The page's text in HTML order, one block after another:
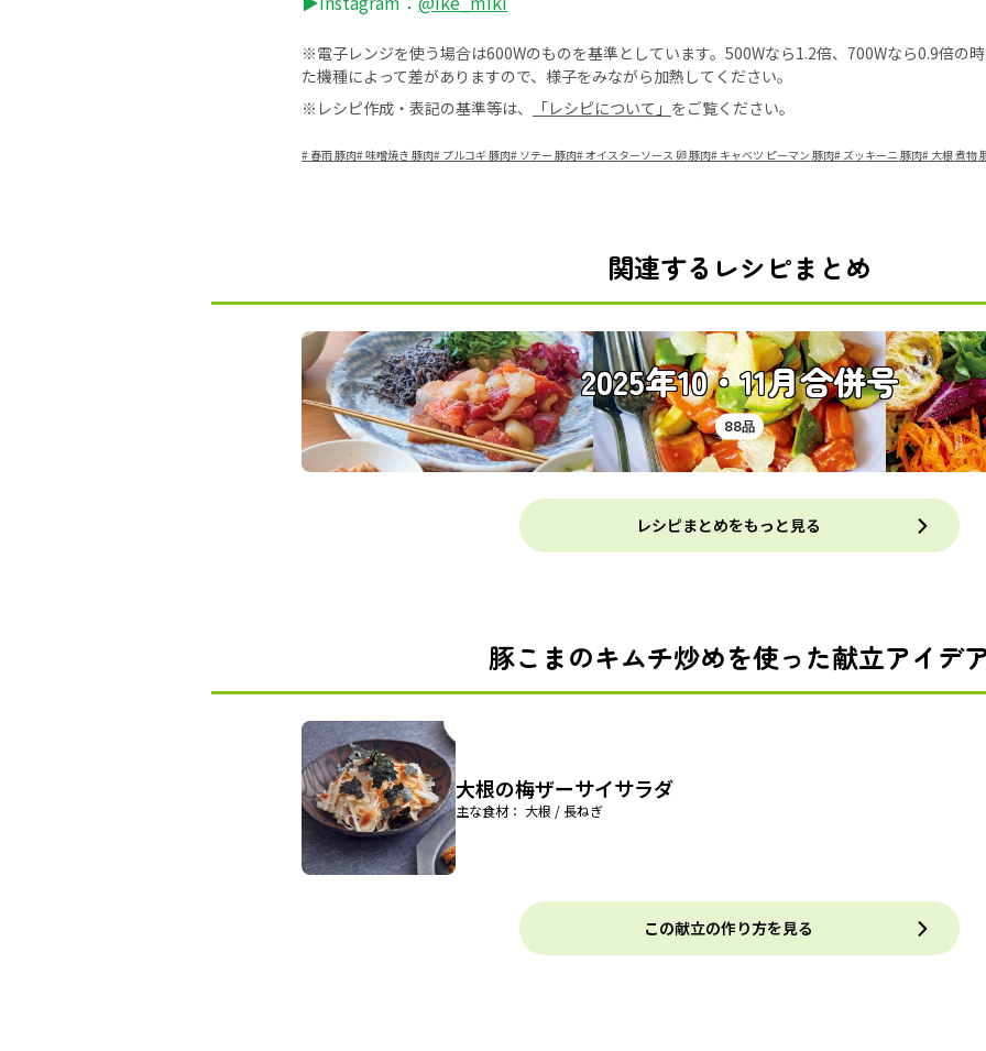
※電子レンジを使う場合は600Wのものを基準としています。500Wなら1.2倍、700Wなら0.9倍の
た機種によって差がありますので、様子をみながら加熱してください。
※レシピ作成・表記の基準等は、
「レシピについて」 をご覧ください。
# 春雨 豚肉#味噌焼き 豚肉# プルコギ 豚肉# ソテー 豚肉#オイスターソース 卵 豚肉# キャベツ ピーマン 豚肉# ズッキーニ 豚肉# 大根 煮物
関連するレシピまとめ
2025年10・11月合併号
88品
レシピまとめをもっと見る
豚こまのキムチ炒めを使った献立アイデ
大根の梅ザーサイサラダ
主な食材： 大根 / 長ねぎ
この献立の作り方を見る